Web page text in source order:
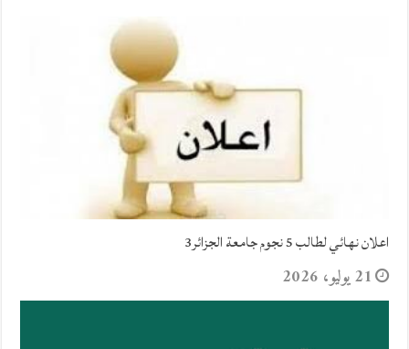
اعلان نهائي لطالب 5 نجوم جامعة الجزائر3
21 يوليو، 2026